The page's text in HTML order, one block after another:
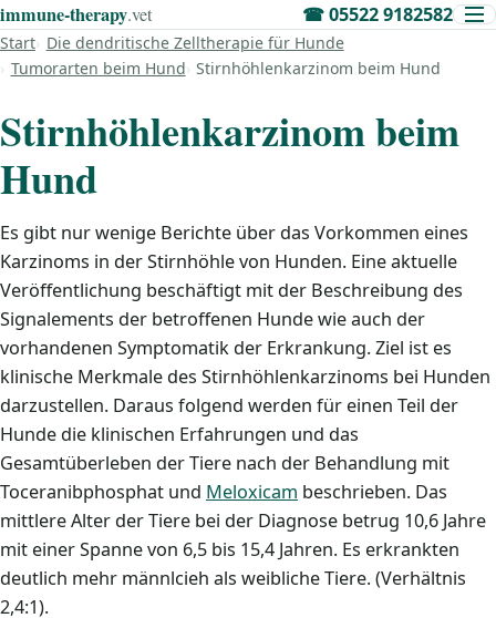
immune‑therapy.vet ☎05522 9182582
Start Die dendritische Zelltherapie für Hunde
Tumorarten beim Hund Stirnhöhlenkarzinom beim Hund
Stirnhöhlenkarzinom beim
Hund
Es gibt nur wenige Berichte über das Vorkommen eines
Karzinoms in der Stirnhöhle von Hunden. Eine aktuelle
Veröffentlichung beschäftigt mit der Beschreibung des
Signalements der betroffenen Hunde wie auch der
vorhandenen Symptomatik der Erkrankung. Ziel ist es
klinische Merkmale des Stirnhöhlenkarzinoms bei Hunden
darzustellen. Daraus folgend werden für einen Teil der
Hunde die klinischen Erfahrungen und das
Gesamtüberleben der Tiere nach der Behandlung mit
Toceranibphosphat und Meloxicam beschrieben. Das
mittlere Alter der Tiere bei der Diagnose betrug 10,6 Jahre
mit einer Spanne von 6,5 bis 15,4 Jahren. Es erkrankten
deutlich mehr männlcieh als weibliche Tiere. (Verhältnis
2,4:1).